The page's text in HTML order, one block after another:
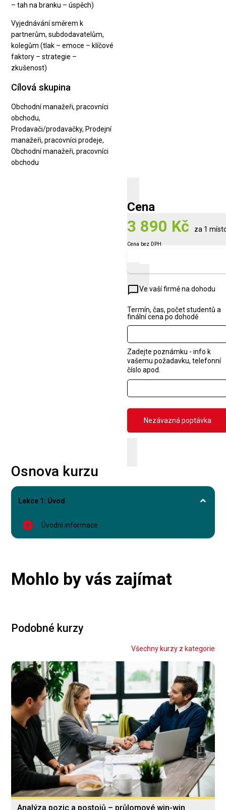
Cena
3 890 Kč za 1
Cena bez DPH
chat_bubble_outlineVe vaší firmě na dohodu
Termín, čas, počet studentů a
finální cena po dohodě
Zadejte poznámku - info k
vašemu požadavku, telefonní
číslo apod.
– tah na branku – úspěch)
Vyjednávání směrem k
partnerům, subdodavatelům,
kolegům (tlak – emoce – klíčové
faktory – strategie –
zkušenost)
Cílová skupina
Obchodní manažeři, pracovníci
obchodu,
Prodavači/prodavačky, Prodejní
manažeři, pracovníci prodeje,
Obchodní manažeři, pracovníci
obchodu
Osnova kurzu
Lekce 1: Úvod
play_circle_filled Úvodní informace
Mohlo by vás zajímat
Podobné kurzy
Všechny kurzy z kategorie
Analýza pozic a postojů – průlomové win-win